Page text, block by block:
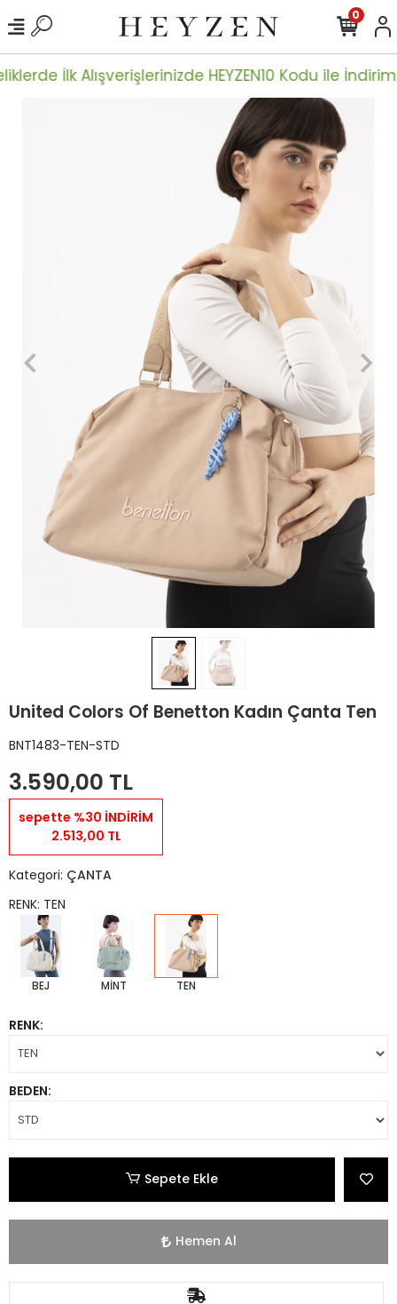
İlk Alışverişlerinizde HEYZEN10 Kodu ile
0
United Colors Of Benetton Kadın Çanta Ten
BNT1483-TEN-STD
3.590,00 TL
sepette %30 İNDİRİM
2.513,00 TL
Kategori: ÇANTA
RENK: TEN
BEJ MİNT TEN
RENK:
BEDEN:
Sepete Ekle
Hemen Al